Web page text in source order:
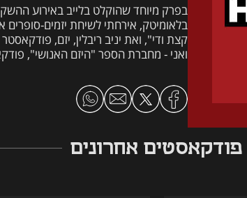
פודקאסטים אחרונים